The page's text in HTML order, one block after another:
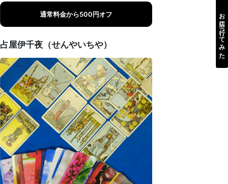
お店に行ってみた
通常料金から500円オフ
占屋伊千夜（せんやいちや）